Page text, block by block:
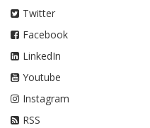
Twitter
Facebook
LinkedIn
Youtube
Instagram
RSS